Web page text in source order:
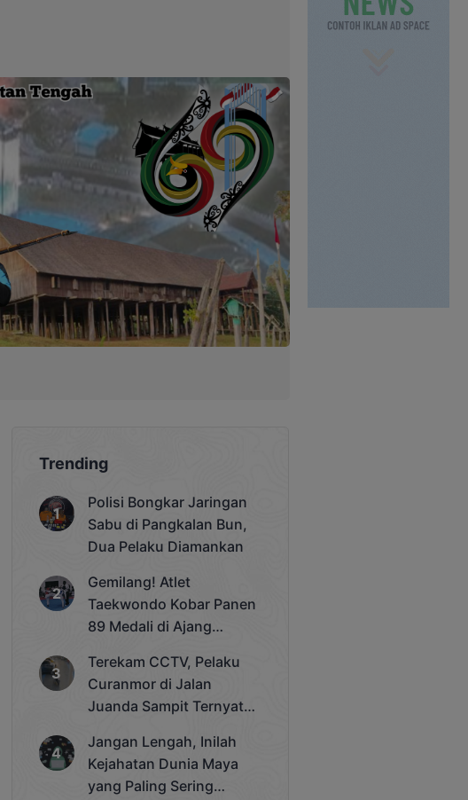
Trending
Polisi Bongkar Jaringan
Sabu di Pangkalan Bun,
Dua Pelaku Diamankan
Gemilang! Atlet
Taekwondo Kobar Panen
89 Medali di Ajang
Cup 2025
Terekam CCTV, Pelaku
Curanmor di Jalan
Juanda Sampit Ternyata
Jangan Lengah, Inilah
Kejahatan Dunia Maya
yang Paling Sering